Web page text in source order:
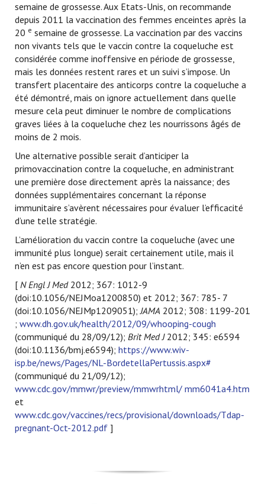
semaine de grossesse. Aux Etats-Unis, on recommande
depuis 2011 la vaccination des femmes enceintes après la
20 e semaine de grossesse. La vaccination par des vaccins
non vivants tels que le vaccin contre la coqueluche est
considérée comme inoffensive en période de grossesse,
mais les données restent rares et un suivi s’impose. Un
transfert placentaire des anticorps contre la coqueluche a
été démontré, mais on ignore actuellement dans quelle
mesure cela peut diminuer le nombre de complications
graves liées à la coqueluche chez les nourrissons âgés de
moins de 2 mois.
Une alternative possible serait d’anticiper la
primovaccination contre la coqueluche, en administrant
une première dose directement après la naissance; des
données supplémentaires concernant la réponse
immunitaire s’avèrent nécessaires pour évaluer l’efficacité
d’une telle stratégie.
L’amélioration du vaccin contre la coqueluche (avec une
immunité plus longue) serait certainement utile, mais il
n’en est pas encore question pour l’instant.
[ N Engl J Med2012; 367: 1012-9
(doi:10.1056/NEJMoa1200850) et 2012; 367: 785- 7
(doi:10.1056/NEJMp1209051);JAMA 2012; 308: 1199-201
; www.dh.gov.uk/health/2012/09/whooping-cough
(communiqué du 28/09/12); Brit Med J2012; 345: e6594
(doi:10.1136/bmj.e6594); https://www.wiv-
isp.be/news/Pages/NL-BordetellaPertussis.aspx#
(communiqué du 21/09/12);
www.cdc.gov/mmwr/preview/mmwrhtml/ mm6041a4.htm
et
www.cdc.gov/vaccines/recs/provisional/downloads/Tdap-
pregnant-Oct-2012.pdf ]